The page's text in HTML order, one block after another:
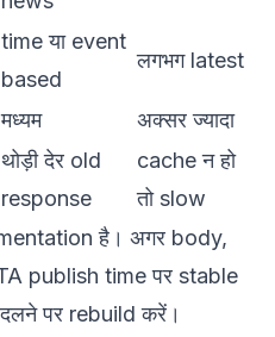
time या event
based
लगभग latest
मध्यम अक्सर ज्यादा
थोड़ी देर old
response
cache न हो
तो slow
है। अगर body,
publish time पर stable
पर rebuild करें।